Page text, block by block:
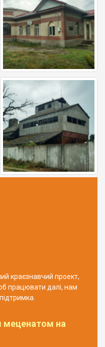
краєзнавчий проект,
працювати далі, нам
меценатом на